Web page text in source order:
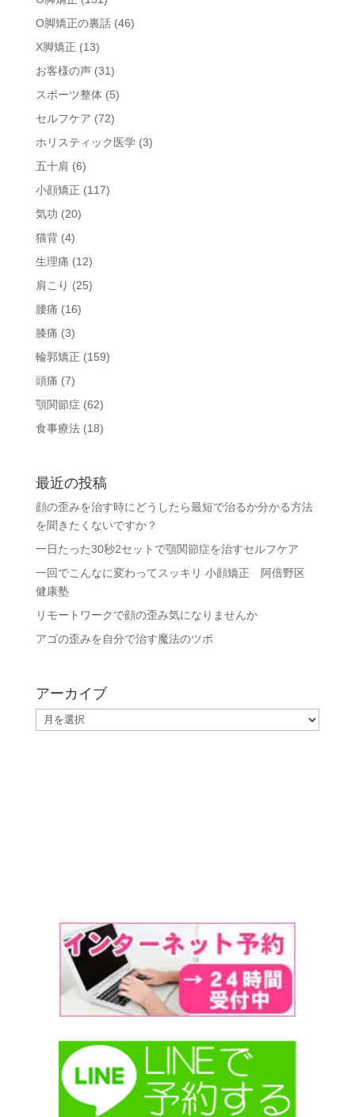
O脚矯正の裏話(46)
X脚矯正 (13)
お客様の声(31)
スポーツ整体(5)
セルフケア (72)
ホリスティック医学(3)
五十肩 (6)
小顔矯正 (117)
気功 (20)
猫背(4)
生理痛 (12)
肩こり (25)
腰痛 (16)
膝痛 (3)
輪郭矯正 (159)
頭痛 (7)
顎関節症 (62)
食事療法(18)
最近の投稿
顔の歪みを治す時にどうしたら最短で治るか分かる方法
を聞きたくないですか？
一日たった30秒2セットで顎関節症を治すセルフケア
一回でこんなに変わってスッキリ 小顔矯正 阿倍野区
健康塾
リモートワークで顔の歪み気になりませんか
アゴの歪みを自分で治す魔法のツボ
アーカイブ
ー